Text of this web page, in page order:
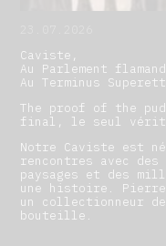
Caviste,
Au Parlement
Au Terminus
The proof of the
final, le seul
Notre Caviste est
rencontres avec
paysages et des
une histoire.
un collectionneur
bouteille.